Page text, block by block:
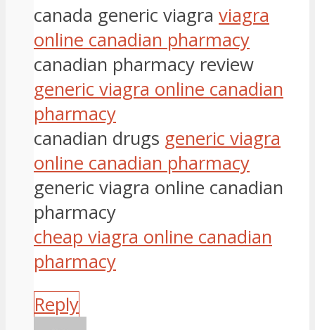
canada generic viagra viagra
online canadian pharmacy
canadian pharmacy review
generic viagra online canadian
pharmacy
canadian drugs generic viagra
online canadian pharmacy
generic viagra online canadian
pharmacy
cheap viagra online canadian
pharmacy
Reply